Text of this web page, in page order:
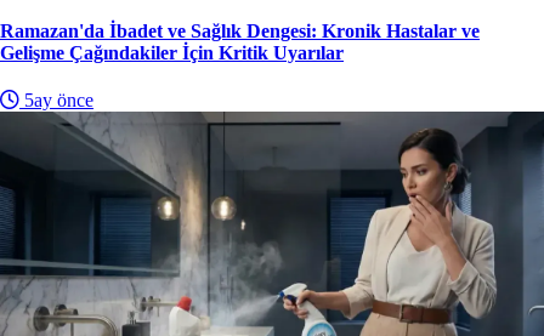
Ramazan'da İbadet ve Sağlık Dengesi: Kronik Hastalar ve
Gelişme Çağındakiler İçin Kritik Uyarılar
5ay önce